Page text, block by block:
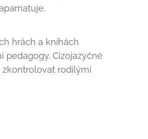
hrách a knihách
pedagogy. Cizojazyčné
rodilými